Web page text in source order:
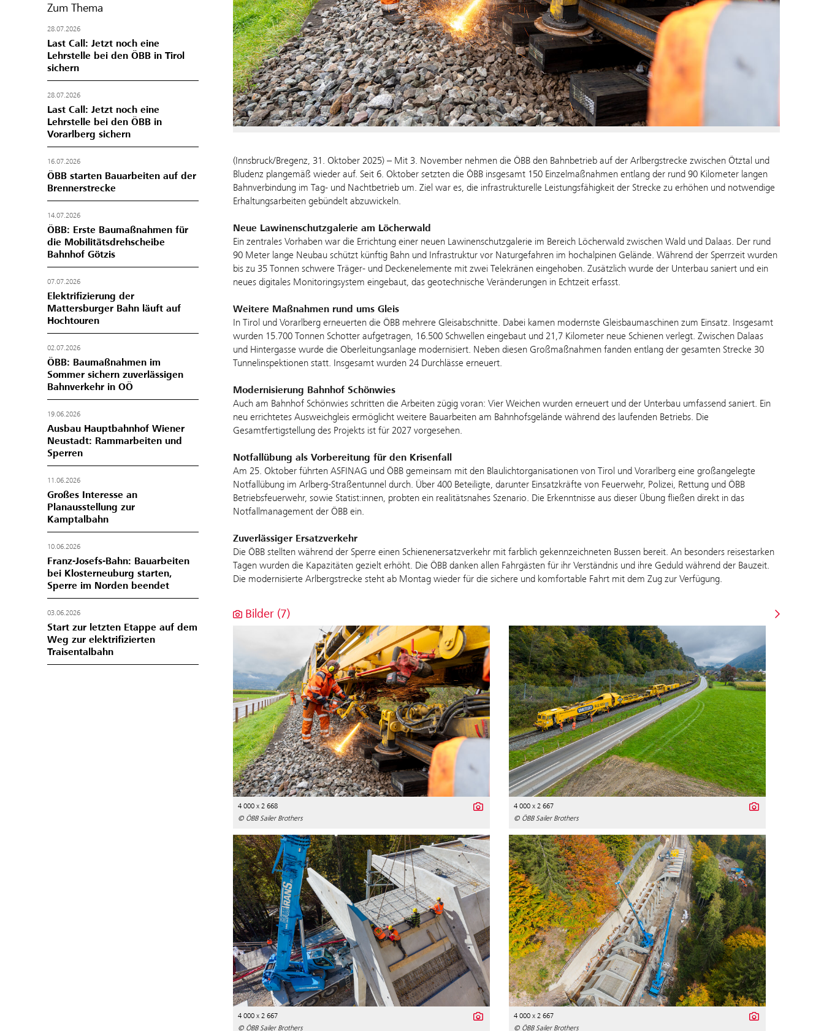
Zum Thema
28.07.2026
Last Call: Jetzt noch eine
Lehrstelle bei den ÖBB in Tirol
sichern
28.07.2026
Last Call: Jetzt noch eine
Lehrstelle bei den ÖBB in
Vorarlberg sichern
16.07.2026
ÖBB starten Bauarbeiten auf der
Brennerstrecke
14.07.2026
ÖBB: Erste Baumaßnahmen für
die Mobilitätsdrehscheibe
Bahnhof Götzis
07.07.2026
Elektrifizierung der
Mattersburger Bahn läuft auf
Hochtouren
02.07.2026
ÖBB: Baumaßnahmen im
Sommer sichern zuverlässigen
Bahnverkehr in OÖ
19.06.2026
Ausbau Hauptbahnhof Wiener
Neustadt: Rammarbeiten und
Sperren
11.06.2026
Großes Interesse an
Planausstellung zur
Kamptalbahn
10.06.2026
Franz‑Josefs‑Bahn: Bauarbeiten
bei Klosterneuburg starten,
Sperre im Norden beendet
03.06.2026
Start zur letzten Etappe auf dem
Weg zur elektrifizierten
Traisentalbahn
(Innsbruck/Bregenz, 31. Oktober 2025) – Mit 3. November nehmen die ÖBB den Bahnbetrieb auf der Arlbergstrecke zwischen Ötztal und
Bludenz plangemäß wieder auf. Seit 6. Oktober setzten die ÖBB insgesamt 150 Einzelmaßnahmen entlang der rund 90 Kilometer langen
Bahnverbindung im Tag- und Nachtbetrieb um. Ziel war es, die infrastrukturelle Leistungsfähigkeit der Strecke zu erhöhen und notwendige
Erhaltungsarbeiten gebündelt abzuwickeln.
Neue Lawinenschutzgalerie am Löcherwald
Ein zentrales Vorhaben war die Errichtung einer neuen Lawinenschutzgalerie im Bereich Löcherwald zwischen Wald und Dalaas. Der rund
90 Meter lange Neubau schützt künftig Bahn und Infrastruktur vor Naturgefahren im hochalpinen Gelände. Während der Sperrzeit wurden
bis zu 35 Tonnen schwere Träger- und Deckenelemente mit zwei Telekränen eingehoben. Zusätzlich wurde der Unterbau saniert und ein
neues digitales Monitoringsystem eingebaut, das geotechnische Veränderungen in Echtzeit erfasst.
Weitere Maßnahmen rund ums Gleis
In Tirol und Vorarlberg erneuerten die ÖBB mehrere Gleisabschnitte. Dabei kamen modernste Gleisbaumaschinen zum Einsatz. Insgesamt
wurden 15.700 Tonnen Schotter aufgetragen, 16.500 Schwellen eingebaut und 21,7 Kilometer neue Schienen verlegt. Zwischen Dalaas
und Hintergasse wurde die Oberleitungsanlage modernisiert. Neben diesen Großmaßnahmen fanden entlang der gesamten Strecke 30
Tunnelinspektionen statt. Insgesamt wurden 24 Durchlässe erneuert.
Modernisierung Bahnhof Schönwies
Auch am Bahnhof Schönwies schritten die Arbeiten zügig voran: Vier Weichen wurden erneuert und der Unterbau umfassend saniert. Ein
neu errichtetes Ausweichgleis ermöglicht weitere Bauarbeiten am Bahnhofsgelände während des laufenden Betriebs. Die
Gesamtfertigstellung des Projekts ist für 2027 vorgesehen.
Notfallübung als Vorbereitung für den Krisenfall
Am 25. Oktober führten ASFINAG und ÖBB gemeinsam mit den Blaulichtorganisationen von Tirol und Vorarlberg eine großangelegte
Notfallübung im Arlberg-Straßentunnel durch. Über 400 Beteiligte, darunter Einsatzkräfte von Feuerwehr, Polizei, Rettung und ÖBB
Betriebsfeuerwehr, sowie Statist:innen, probten ein realitätsnahes Szenario. Die Erkenntnisse aus dieser Übung fließen direkt in das
Notfallmanagement der ÖBB ein.
Zuverlässiger Ersatzverkehr
Die ÖBB stellten während der Sperre einen Schienenersatzverkehr mit farblich gekennzeichneten Bussen bereit. An besonders reisestarken
Tagen wurden die Kapazitäten gezielt erhöht. Die ÖBB danken allen Fahrgästen für ihr Verständnis und ihre Geduld während der Bauzeit.
Die modernisierte Arlbergstrecke steht ab Montag wieder für die sichere und komfortable Fahrt mit dem Zug zur Verfügung.
Bilder (7)
4 000 x 2 668
© ÖBB Sailer Brothers
4 000 x 2 667
© ÖBB Sailer Brothers
4 000 x 2 667
© ÖBB Sailer Brothers
4 000 x 2 667
© ÖBB Sailer Brothers